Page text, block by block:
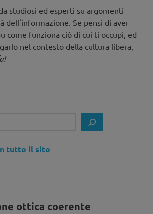
studiosi ed esperti su argomenti
dell'informazione. Se pensi di aver
come funziona ciò di cui ti occupi, ed
nel contesto della cultura libera,
tutto il sito
ottica coerente